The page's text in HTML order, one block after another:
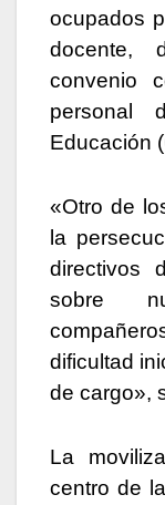
ocupados
docente,
convenio
personal
Educación
«Otro de
la
directivos
sobre
dificultad
de cargo»,
La
centro de